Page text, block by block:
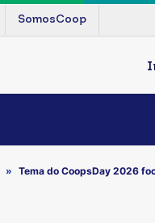
SomosCoop
Tema do CoopsDay 2026